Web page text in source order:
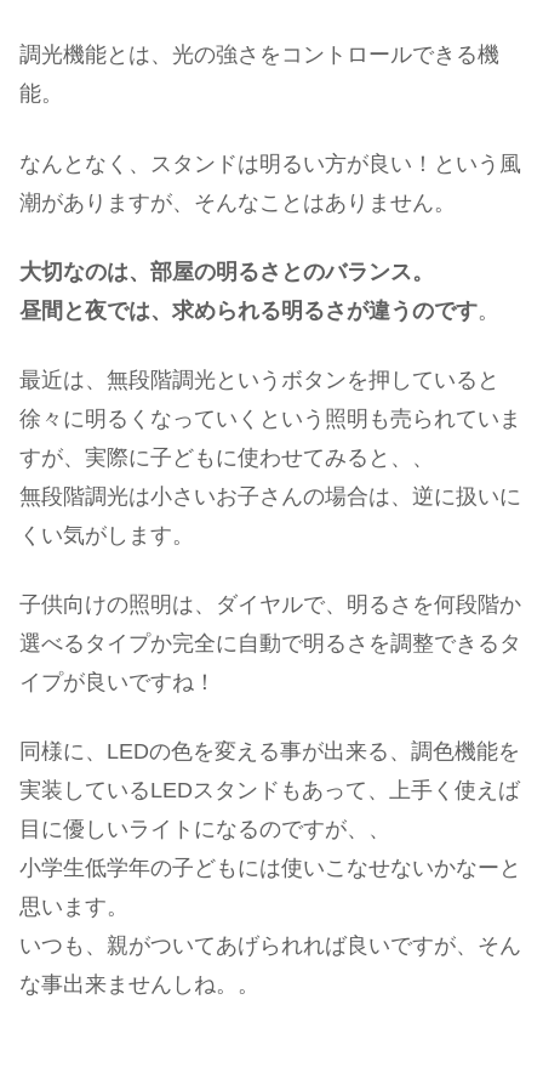
調光機能とは、光の強さをコントロールできる機
能。
なんとなく、スタンドは明るい方が良い！という風
潮がありますが、そんなことはありません。
大切なのは、部屋の明るさとのバランス。
昼間と夜では、求められる明るさが違うのです。
最近は、無段階調光というボタンを押していると
徐々に明るくなっていくという照明も売られていま
すが、実際に子どもに使わせてみると、、
無段階調光は小さいお子さんの場合は、逆に扱いに
くい気がします。
子供向けの照明は、ダイヤルで、明るさを何段階か
選べるタイプか完全に自動で明るさを調整できるタ
イプが良いですね！
同様に、LEDの色を変える事が出来る、調色機能を
実装しているLEDスタンドもあって、上手く使えば
目に優しいライトになるのですが、、
小学生低学年の子どもには使いこなせないかなーと
思います。
いつも、親がついてあげられれば良いですが、そん
な事出来ませんしね。。